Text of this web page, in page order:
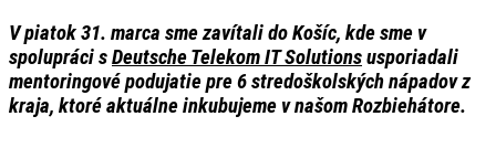
V piatok 31. marca sme zavítali do Košíc, kde sme v
spolupráci sDeutsche Telekom IT Solutionsusporiadali
mentoringové podujatie pre 6 stredoškolských nápadov z
kraja, ktoré aktuálne inkubujeme v našom Rozbiehátore.